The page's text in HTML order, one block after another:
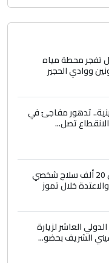
تفجر محطة مياه
ووادي الحجير
تدهور مفاجئ في
تصل...
الداخلية: تسجيل أكثر من 20 ألف سلاح شخصي
خلال تموز
العاشر لزيارة
الشريف بحضو...